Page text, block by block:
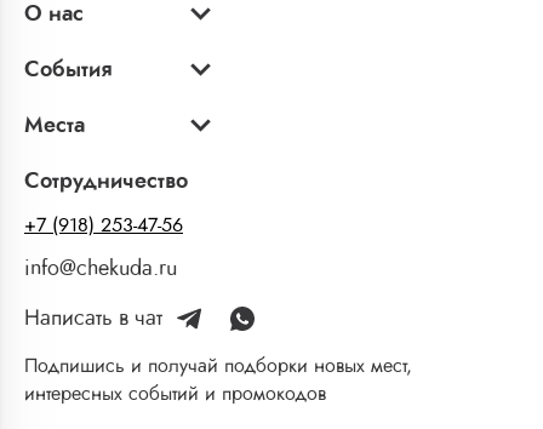
О нас
События
Места
Сотрудничество
+7 (918) 253-47-56
info@chekuda.ru
Написать в чат
Подпишись и получай подборки новых мест,
интересных событий и промокодов